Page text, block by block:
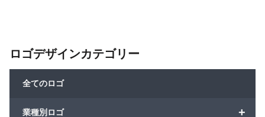
ロゴデザインカテゴリー
全てのロゴ
+
業種別ロゴ